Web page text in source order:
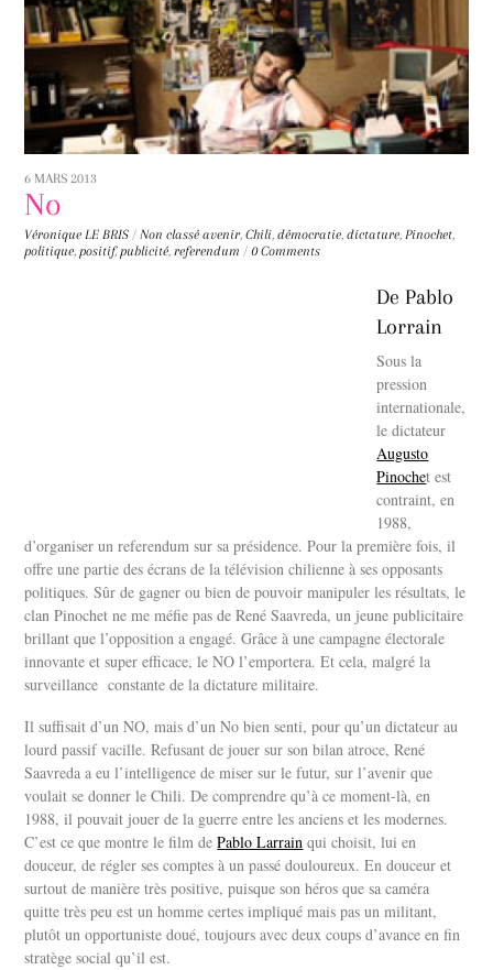
6 MARS 2013
No
Véronique LE BRIS / Non classé avenir,Chili,démocratie,dictature, Pinochet,
politique, positif, publicité, referendum / 0 Comments
De Pablo
Lorrain
Sous la
pression
internationale,
le dictateur
Augusto
Pinochet est
contraint, en
1988,
d’organiser un referendum sur sa présidence. Pour la première fois, il
offre une partie des écrans de la télévision chilienne à ses opposants
politiques. Sûr de gagner ou bien de pouvoir manipuler les résultats, le
clan Pinochet ne me méfie pas de René Saavreda, un jeune publicitaire
brillant que l’opposition a engagé. Grâce à une campagne électorale
innovante et super efficace, le NO l’emportera. Et cela, malgré la
surveillance constante de la dictature militaire.
Il suffisait d’un NO, mais d’un No bien senti, pour qu’un dictateur au
lourd passif vacille. Refusant de jouer sur son bilan atroce, René
Saavreda a eu l’intelligence de miser sur le futur, sur l’avenir que
voulait se donner le Chili. De comprendre qu’à ce moment-là, en
1988, il pouvait jouer de la guerre entre les anciens et les modernes.
C’est ce que montre le film dePablo Larrain qui choisit, lui en
douceur, de régler ses comptes à un passé douloureux. En douceur et
surtout de manière très positive, puisque son héros que sa caméra
quitte très peu est un homme certes impliqué mais pas un militant,
plutôt un opportuniste doué, toujours avec deux coups d’avance en fin
stratège social qu’il est.